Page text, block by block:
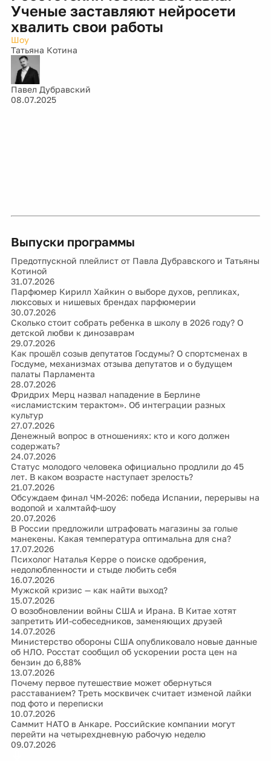
Ученые заставляют нейросети
хвалить свои работы
Шоу
Татьяна Котина
Павел Дубравский
08.07.2025
Выпуски программы
Предотпускной плейлист от Павла Дубравского и Татьяны
Котиной
31.07.2026
Парфюмер Кирилл Хайкин о выборе духов, репликах,
люксовых и нишевых брендах парфюмерии
30.07.2026
Сколько стоит собрать ребенка в школу в 2026 году? О
детской любви к динозаврам
29.07.2026
Как прошёл созыв депутатов Госдумы? О спортсменах в
Госдуме, механизмах отзыва депутатов и о будущем
палаты Парламента
28.07.2026
Фридрих Мерц назвал нападение в Берлине
«исламистским терактом». Об интеграции разных
культур
27.07.2026
Денежный вопрос в отношениях: кто и кого должен
содержать?
24.07.2026
Статус молодого человека официально продлили до 45
лет. В каком возрасте наступает зрелость?
21.07.2026
Обсуждаем финал ЧМ-2026: победа Испании, перерывы на
водопой и халмтайф-шоу
20.07.2026
В России предложили штрафовать магазины за голые
манекены. Какая температура оптимальна для сна?
17.07.2026
Психолог Наталья Керре о поиске одобрения,
недолюбленности и стыде любить себя
16.07.2026
Мужской кризис — как найти выход?
15.07.2026
О возобновлении войны США и Ирана. В Китае хотят
запретить ИИ-собеседников, заменяющих друзей
14.07.2026
Министерство обороны США опубликовало новые данные
об НЛО. Росстат сообщил об ускорении роста цен на
бензин до 6,88%
13.07.2026
Почему первое путешествие может обернуться
расставанием? Треть москвичек считает изменой лайки
под фото и переписки
10.07.2026
Саммит НАТО в Анкаре. Российские компании могут
перейти на четырехдневную рабочую неделю
09.07.2026